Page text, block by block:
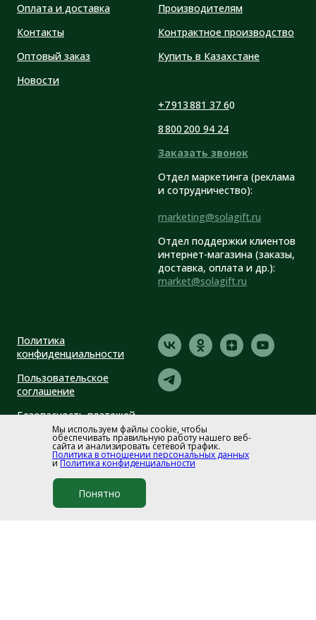
Мы используем файлы cookie, чтобы
обеспечивать правильную работу нашего веб-
сайта и анализировать сетевой трафик.
Политика в отношении персональных данных
иПолитика конфиденциальности
Понятно
Оплата и доставка
Контакты
Оптовый заказ
Новости
Производителям
Контрактное производство
Купить в Казахстане
+7 913 881 37 60
8 800 200 94 24
Заказать звонок
Отдел маркетинга (реклама
и сотрудничество):
marketing@solagift.ru
Отдел поддержки клиентов
интернет-магазина (заказы,
доставка, оплата и др.):
market@solagift.ru
Политика
конфиденциальности
Пользовательское
соглашение
Безопасность платежей